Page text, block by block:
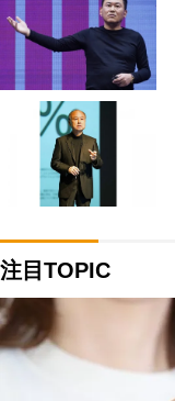
注目TOPIC